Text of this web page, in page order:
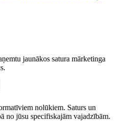
jaunākos satura mārketinga
nolūkiem. Saturs un
no jūsu specifiskajām vajadzībām.